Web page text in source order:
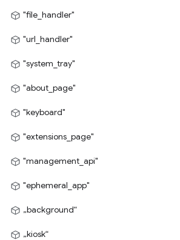
"file_handler"
"url_handler"
"system_tray"
"about_page"
"keyboard"
"extensions_page"
"management_api"
"ephemeral_app"
„background“
„kiosk“